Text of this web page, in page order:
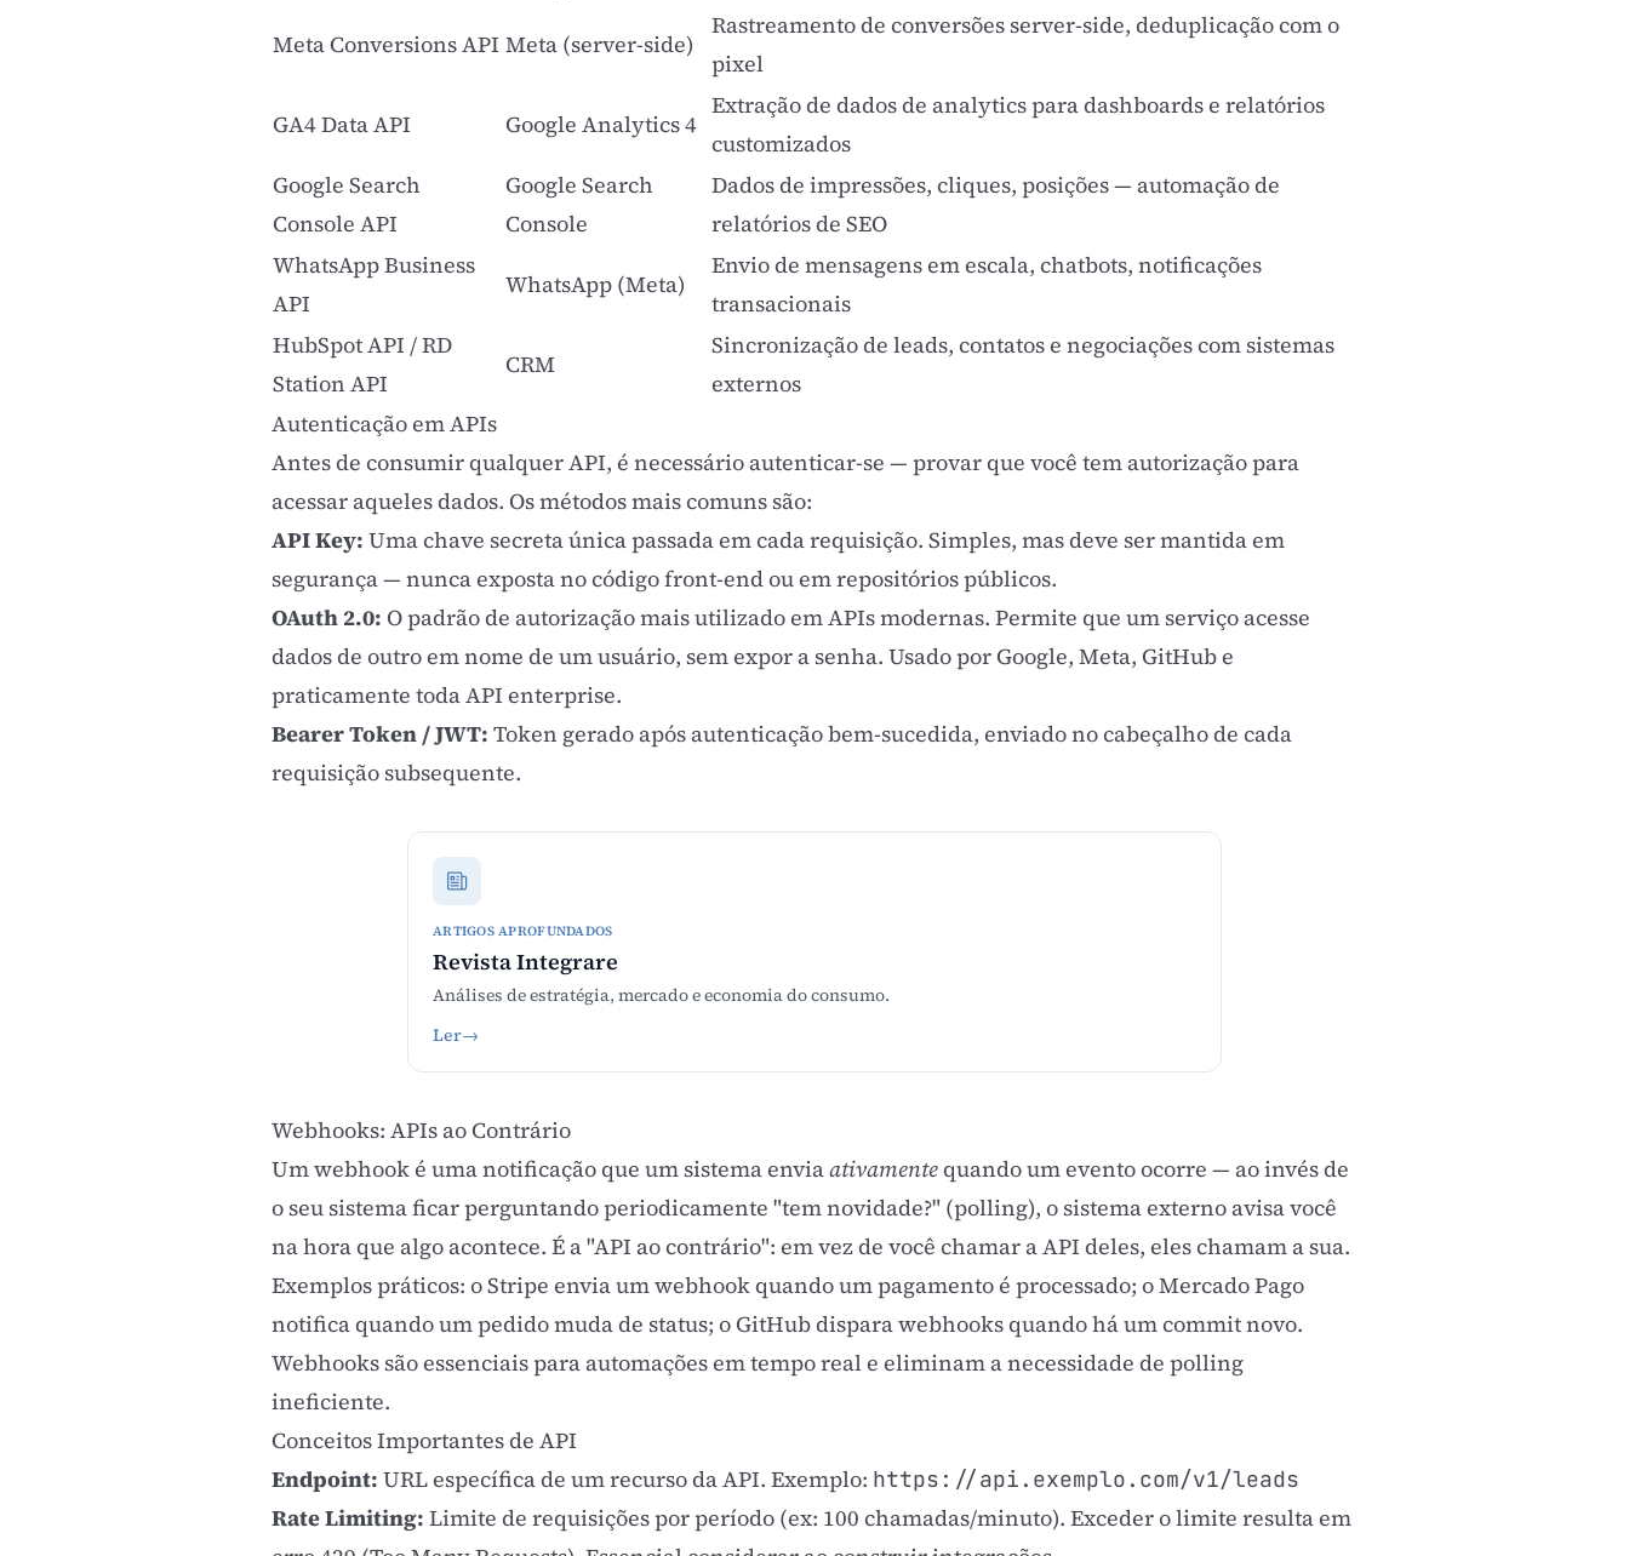
Meta Conversions API Meta (server-side)
Rastreamento de conversões server-side, deduplicação com o
pixel
GA4 Data API
Google Analytics 4
Extração de dados de analytics para dashboards e relatórios
customizados
Google Search
Console API
Google Search
Console
Dados de impressões, cliques, posições — automação de
relatórios de SEO
WhatsApp Business
API
WhatsApp (Meta)
Envio de mensagens em escala, chatbots, notificações
transacionais
HubSpot API / RD
Station API
CRM
Sincronização de leads, contatos e negociações com sistemas
externos
Autenticação em APIs
Antes de consumir qualquer API, é necessário autenticar-se — provar que você tem autorização para
acessar aqueles dados. Os métodos mais comuns são:
API Key: Uma chave secreta única passada em cada requisição. Simples, mas deve ser mantida em
segurança — nunca exposta no código front-end ou em repositórios públicos.
OAuth 2.0: O padrão de autorização mais utilizado em APIs modernas. Permite que um serviço acesse
dados de outro em nome de um usuário, sem expor a senha. Usado por Google, Meta, GitHub e
praticamente toda API enterprise.
Bearer Token / JWT: Token gerado após autenticação bem-sucedida, enviado no cabeçalho de cada
requisição subsequente.
ARTIGOS APROFUNDADOS
Revista Integrare
Análises de estratégia, mercado e economia do consumo.
Ler→
Webhooks: APIs ao Contrário
Um webhook é uma notificação que um sistema enviaativamentequando um evento ocorre — ao invés de
o seu sistema ficar perguntando periodicamente "tem novidade?" (polling), o sistema externo avisa você
na hora que algo acontece. É a "API ao contrário": em vez de você chamar a API deles, eles chamam a sua.
Exemplos práticos: o Stripe envia um webhook quando um pagamento é processado; o Mercado Pago
notifica quando um pedido muda de status; o GitHub dispara webhooks quando há um commit novo.
Webhooks são essenciais para automações em tempo real e eliminam a necessidade de polling
ineficiente.
Conceitos Importantes de API
Endpoint: URL específica de um recurso da API. Exemplo: https://api.exemplo.com/v1/leads
Rate Limiting: Limite de requisições por período (ex: 100 chamadas/minuto). Exceder o limite resulta em